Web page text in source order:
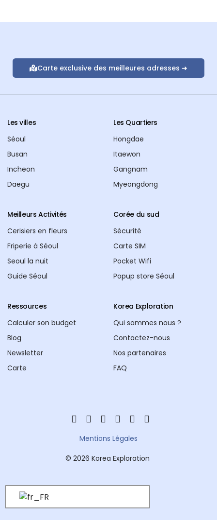
Carte exclusive des meilleures adresses ➜
Les villes
Séoul
Busan
Incheon
Daegu
Les Quartiers
Hongdae
Itaewon
Gangnam
Myeongdong
Meilleurs Activités
Cerisiers en fleurs
Friperie à Séoul
Seoul la nuit
Guide Séoul
Corée du sud
Sécurité
Carte SIM
Pocket Wifi
Popup store Séoul
Ressources
Calculer son budget
Blog
Newsletter
Carte
Korea Exploration
Qui sommes nous ?
Contactez-nous
Nos partenaires
FAQ
© 2026 Korea Exploration
Mentions Légales
Restos secrets➜